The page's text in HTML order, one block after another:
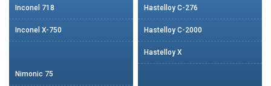
Inconel 718
Inconel X-750
Nimonic 75
Hastelloy C-276
Hastelloy C-2000
Hastelloy X